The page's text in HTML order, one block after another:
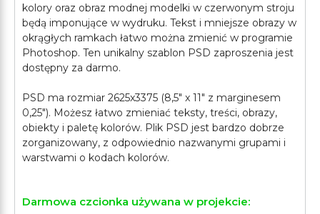
kolory oraz obraz modnej modelki w czerwonym stroju
będą imponujące w wydruku. Tekst i mniejsze obrazy w
okrągłych ramkach łatwo można zmienić w programie
Photoshop. Ten unikalny szablon PSD zaproszenia jest
dostępny za darmo.
PSD ma rozmiar 2625x3375 (8,5" x 11" z marginesem
0,25"). Możesz łatwo zmieniać teksty, treści, obrazy,
obiekty i paletę kolorów. Plik PSD jest bardzo dobrze
zorganizowany, z odpowiednio nazwanymi grupami i
Darmowa czcionka używana w projekcie: